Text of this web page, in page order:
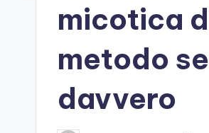
micotica
metodo
davvero